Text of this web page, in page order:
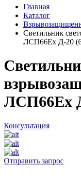
Главная
Каталог
Светильник
ЛСП66Ех Д-20
ЛСП66Ех
Консультация
Отправить запрос